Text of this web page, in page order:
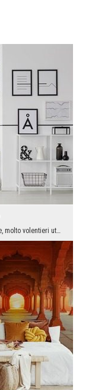
Il bianco e nero sono i colori di base, molto volentieri utilizzati nella disposizione degli spaz...